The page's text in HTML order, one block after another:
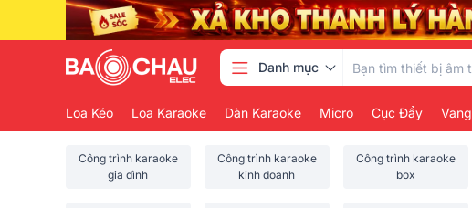
Danh mục
Loa Kéo Loa Karaoke Dàn Karaoke Micro Cục Đẩy Vang
Công trình karaoke
gia đình
Công trình karaoke
kinh doanh
Công trình karaoke
box